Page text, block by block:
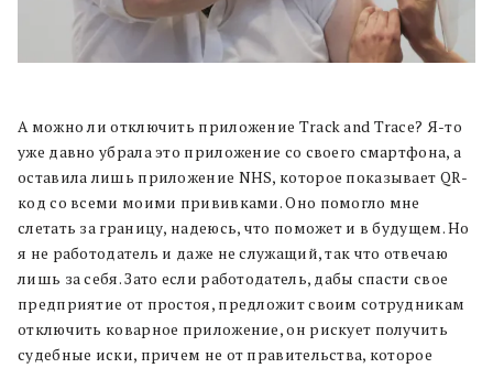
А можно ли отключить приложение Track and Trace? Я-то
уже давно убрала это приложение со своего смартфона, а
оставила лишь приложение NHS, которое показывает QR-
код со всеми моими прививками. Оно помогло мне
слетать за границу, надеюсь, что поможет и в будущем. Но
я не работодатель и даже не служащий, так что отвечаю
лишь за себя. Зато если работодатель, дабы спасти свое
предприятие от простоя, предложит своим сотрудникам
отключить коварное приложение, он рискует получить
судебные иски, причем не от правительства, которое